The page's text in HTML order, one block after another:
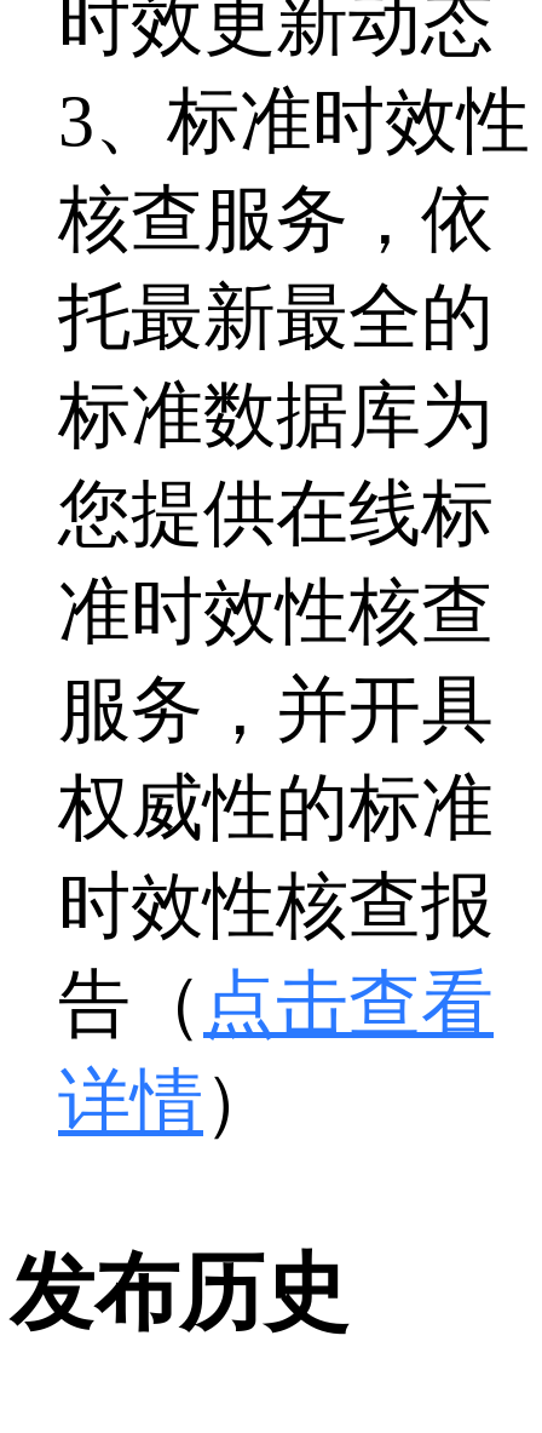
时效更新动态
3、标准时效性
核查服务，依
托最新最全的
标准数据库为
您提供在线标
准时效性核查
服务，并开具
权威性的标准
时效性核查报
告（ 点击查看
详情）
发布历史